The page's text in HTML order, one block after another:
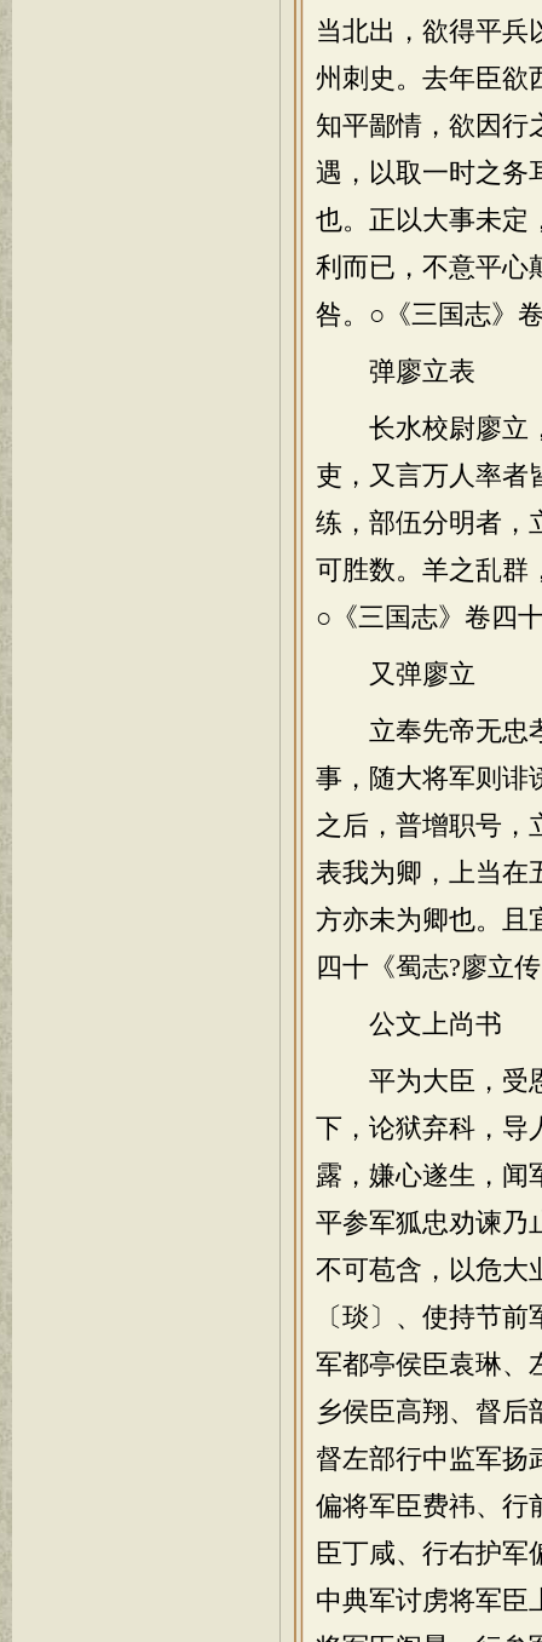
当北出，欲得平兵
州刺史。去年臣欲
知平鄙情，欲因行
遇，以取一时之务
也。正以大事未定
利而已，不意平心
咎。○《三国志》
弹廖立表
长水校尉廖立，
吏，又言万人率者
练，部伍分明者，
可胜数。羊之乱群
○《三国志》卷四
又弹廖立
立奉先帝无忠孝
事，随大将军则诽
之后，普增职号，
表我为卿，上当在
方亦未为卿也。且
四十《蜀志?廖立
公文上尚书
平为大臣，受恩
下，论狱弃科，导
露，嫌心遂生，闻
平参军狐忠劝谏乃
不可苞含，以危大
〔琰〕、使持节
军都亭侯臣袁琳、
乡侯臣高翔、督后
督左部行中监军扬
偏将军臣费祎、行
臣丁咸、行右护军
中典军讨虏将军臣